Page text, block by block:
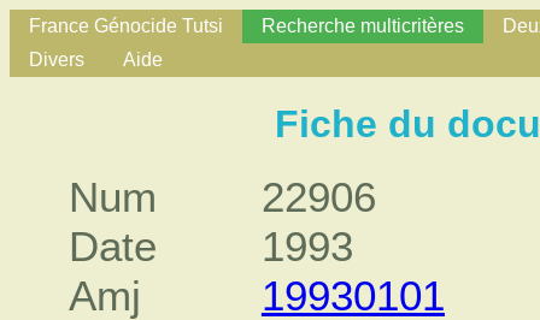
France Génocide Tutsi Recherche multicritères
Divers
Aide
Fiche du
Num
22906
Date
1993
Amj
19930101